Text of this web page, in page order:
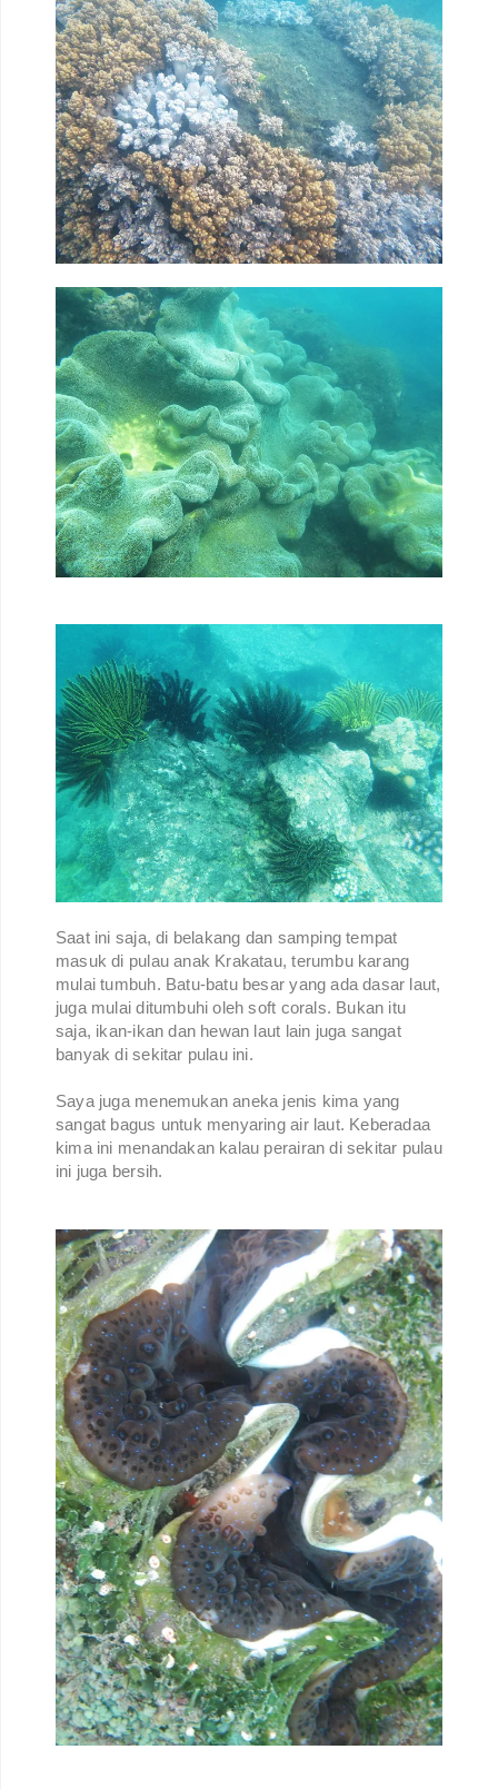
Saat ini saja, di belakang dan samping tempat
masuk di pulau anak Krakatau, terumbu karang
mulai tumbuh. Batu-batu besar yang ada dasar laut,
juga mulai ditumbuhi oleh soft corals. Bukan itu
saja, ikan-ikan dan hewan laut lain juga sangat
banyak di sekitar pulau ini.
Saya juga menemukan aneka jenis kima yang
sangat bagus untuk menyaring air laut. Keberadaa
kima ini menandakan kalau perairan di sekitar pulau
ini juga bersih.